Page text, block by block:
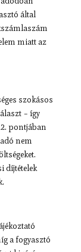
által
miatt az
szokásos
– így
pontjában
nem
díjtételek
a fogyasztó